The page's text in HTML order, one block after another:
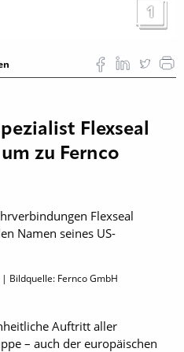
1
Flexseal
zu Fernco
Flexseal
Namen seines US-
Bildquelle: Fernco GmbH
Auftritt aller
– auch der europäischen